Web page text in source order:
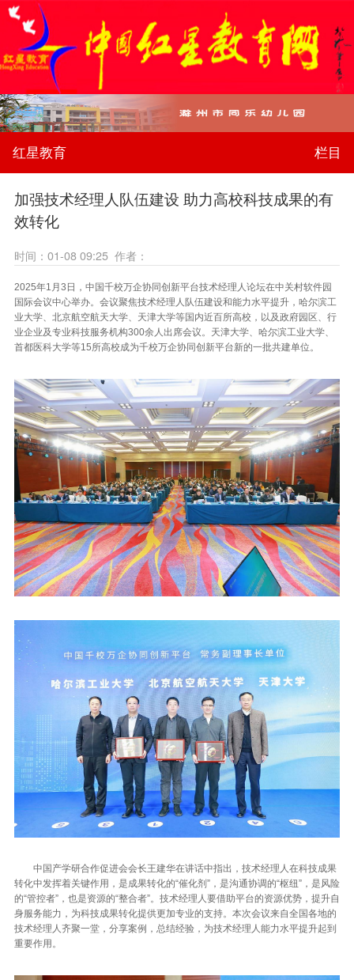
红星教育 栏目
加强技术经理人队伍建设 助力高校科技成果的有
效转化
时间：01-08 09:25 作者：
2025年1月3日，中国千校万企协同创新平台技术经理人论坛在中关村软件园
国际会议中心举办。会议聚焦技术经理人队伍建设和能力水平提升，哈尔滨工
业大学、北京航空航天大学、天津大学等国内近百所高校，以及政府园区、行
业企业及专业科技服务机构300余人出席会议。天津大学、哈尔滨工业大学、
首都医科大学等15所高校成为千校万企协同创新平台新的一批共建单位。
中国产学研合作促进会会长王建华在讲话中指出，技术经理人在科技成果
转化中发挥着关键作用，是成果转化的“催化剂”，是沟通协调的“枢纽”，是风险
的“管控者”，也是资源的“整合者”。技术经理人要借助平台的资源优势，提升自
身服务能力，为科技成果转化提供更加专业的支持。本次会议来自全国各地的
技术经理人齐聚一堂，分享案例，总结经验，为技术经理人能力水平提升起到
重要作用。